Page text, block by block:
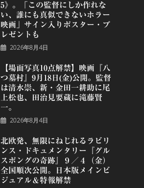
5》。「この監督にしか作れな
い、誰にも真似できないホラー
映画」サイン入りポスター・プ
レゼントも
2026年8月4日
【場面写真10点解禁】映画『八
つ墓村』9月18日(金)公開。監督
は清水崇、新・金田一耕助に尾
上松也、田治見要蔵に滝藤賢
一。
2026年8月4日
北欧発、無限にねじれるラビリ
ンス・ドキュメンタリー『グル
スポングの奇跡』９／４（金）
全国順次公開。日本版メインビ
ジュアル＆特報解禁